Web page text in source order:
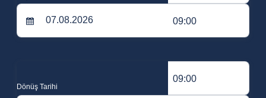
09:00
Dönüş Tarihi
09:00